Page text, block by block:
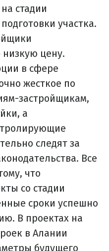
стадии
участка.
цену.
в сфере
жесткое по
застройщикам,
а
следят за
Все
что
со стадии
сроки успешно
В проектах на
в Алании
будущего